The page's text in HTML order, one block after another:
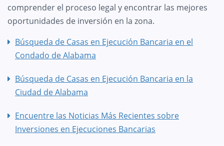
comprender el proceso legal y encontrar las mejores
oportunidades de inversión en la zona.
Búsqueda de Casas en Ejecución Bancaria en el
Condado de Alabama
Búsqueda de Casas en Ejecución Bancaria en la
Ciudad de Alabama
Encuentre las Noticias Más Recientes sobre
Inversiones en Ejecuciones Bancarias